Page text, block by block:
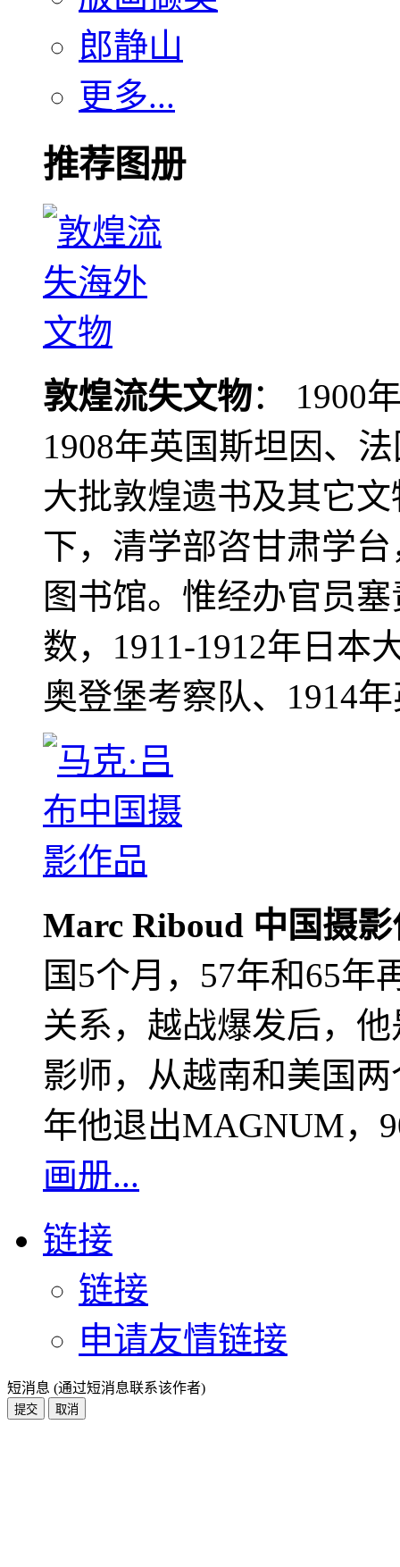
郎静山
更多...
推荐图册
敦煌流失文物： 1900
1908年英国斯坦因、
大批敦煌遗书及其它
下，清学部咨甘肃学
图书馆。惟经办官员
数，1911-1912年日本
奥登堡考察队、1914
Marc Riboud 中国摄
国5个月，57年和65年
关系，越战爆发后，
影师，从越南和美国
年他退出MAGNUM，
画册...
链接
链接
申请友情链接
短消息 (通过短消息联系该作者)